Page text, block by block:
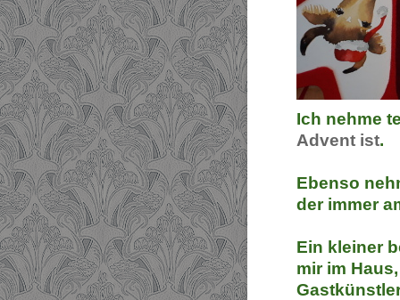
Ich nehme
Advent ist.
Ebenso
der immer
Ein kleiner
mir im